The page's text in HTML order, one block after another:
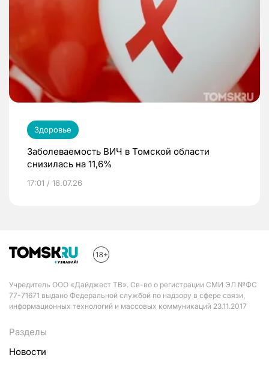
Здоровье
Заболеваемость ВИЧ в Томской области
снизилась на 11,6%
17:01 / 16.07.26
Учредитель ООО «Дайджест ТВ». Св-во о регистрации СМИ ЭЛ №ФС
77-71671 выдано Федеральной службой по надзору в сфере связи,
информационных технологий и массовых коммуникаций 23.11.2017
Разделы
Новости